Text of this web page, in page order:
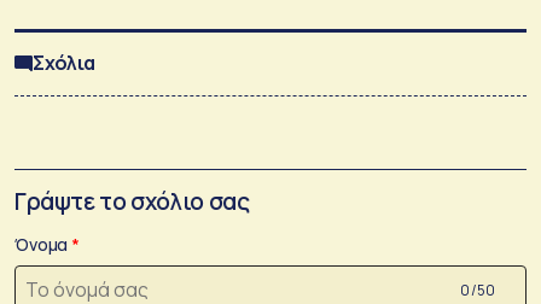
Σχόλια
Γράψτε το σχόλιο σας
Όνομα
0 /50